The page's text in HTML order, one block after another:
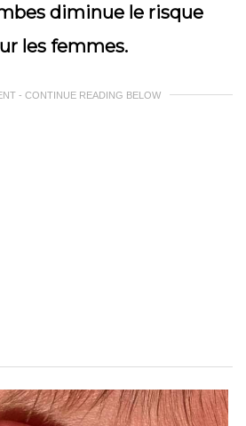
diminue le risque
les femmes.
- CONTINUE READING BELOW